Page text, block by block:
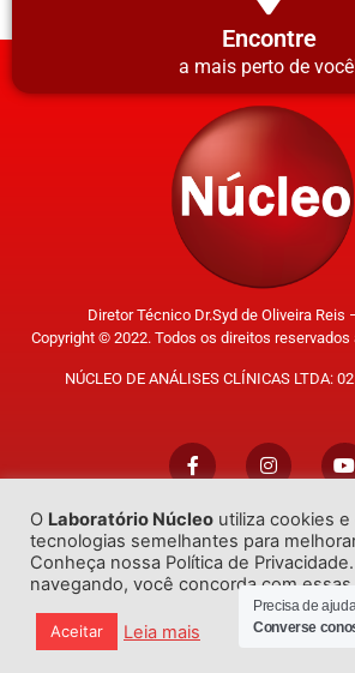
Encontre
a mais perto de
Diretor Técnico Dr.Syd de Oliveira Reis
Copyright © 2022. Todos os direitos
NÚCLEO DE ANÁLISES CLÍNICAS LTDA:
Trabalhe Conosco
Desenvolvido porGO!Sites
O Laboratório Núcleo utiliza cookies e
tecnologias semelhantes para
Conheça nossa Política de
navegando, você concorda com
Aceitar Leia mais
Precisa de
Converse